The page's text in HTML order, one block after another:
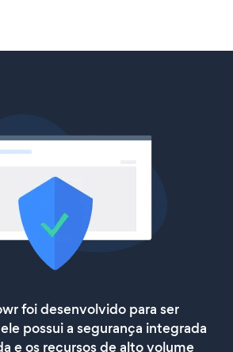
foi desenvolvido para ser
possui a segurança integrada
e os recursos de alto volume